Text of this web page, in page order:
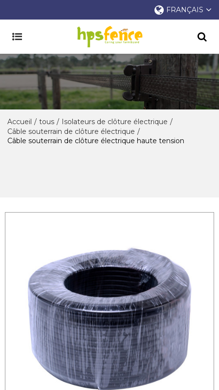
FRANÇAIS
Accueil / tous / Isolateurs de clôture électrique /
Câble souterrain de clôture électrique /
Câble souterrain de clôture électrique haute tension